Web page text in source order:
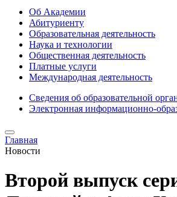
Об Академии
Абитуриенту
Образовательная деятельность
Наука и технологии
Общественная деятельность
Платные услуги
Международная деятельность
Сведения об образовательной
Электронная информационно-
Главная
Новости
Второй выпуск